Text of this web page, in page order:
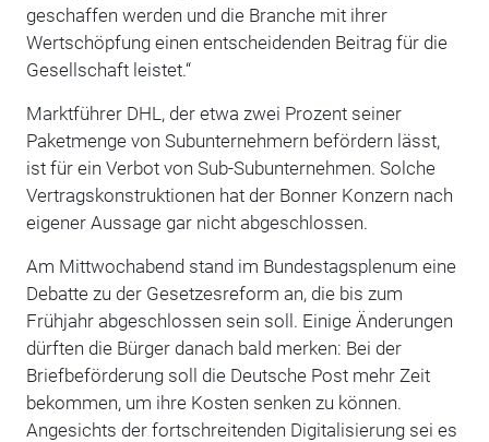
geschaffen werden und die Branche mit ihrer
Wertschöpfung einen entscheidenden Beitrag für die
Gesellschaft leistet.“
Marktführer DHL, der etwa zwei Prozent seiner
Paketmenge von Subunternehmern befördern lässt,
ist für ein Verbot von Sub-Subunternehmen. Solche
Vertragskonstruktionen hat der Bonner Konzern nach
eigener Aussage gar nicht abgeschlossen.
Am Mittwochabend stand im Bundestagsplenum eine
Debatte zu der Gesetzesreform an, die bis zum
Frühjahr abgeschlossen sein soll. Einige Änderungen
dürften die Bürger danach bald merken: Bei der
Briefbeförderung soll die Deutsche Post mehr Zeit
bekommen, um ihre Kosten senken zu können.
Angesichts der fortschreitenden Digitalisierung sei es